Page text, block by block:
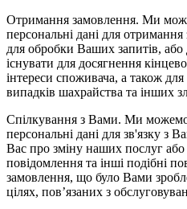
Отримання замовлення. Ми
персональні дані для
для обробки Ваших запитів,
існувати для досягнення
інтереси споживача, а також для
випадків шахрайства та інших
Спілкування з Вами. Ми
персональні дані для зв'язку з
Вас про зміну наших послуг
повідомлення та інші подібні
замовлення, що було Вами
цілях, пов’язаних з